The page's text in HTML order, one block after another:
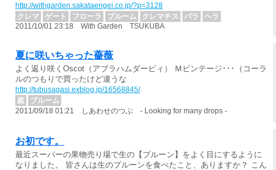
http://withgarden.sakataengei.co.jp/?p=3128
クレマ
ゲート フローラ ブルーム クレマチス バラ
ヘラ
2011/10/01 23:18 With Garden TSUKUBA
夏に咲いちゃった薔薇
よく返り咲くOscot（アブラハムダービィ） Ｍビンテージ･･･（コーラ
ルのつもりで買ったけど違うな
http://tubusagasi.exblog.jp/16568845/
庭
ブルーム
2011/09/18 01:21 しあわせのつぶ - Looking for many drops -
お初です。
最近スーパーの果物売り場で生の【プルーン】をよく目にするように
なりました。 皆さんは生のプルーンを食べたこと、ありますか？ こん